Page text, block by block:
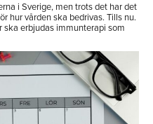
i Sverige, men trots det har det
hur vården ska bedrivas. Tills nu.
erbjudas immunterapi som